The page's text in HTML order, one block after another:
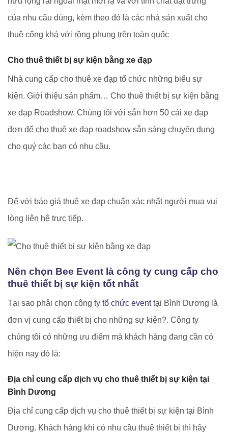
của nhu cầu dùng, kèm theo đó là các nhà sản xuất cho
thuê cổng khá với rồng phụng trên toàn quốc
Cho thuê thiết bị sự kiện bằng xe đạp
Nhà cung cấp cho thuê xe đạp tổ chức những biểu sự
kiện. Giới thiệu sản phẩm… Cho thuê thiết bị sự kiện bằng
xe đạp Roadshow. Chúng tôi với sẵn hơn 50 cái xe đạp
đơn để cho thuê xe đạp roadshow sẵn sàng chuyên dụng
cho quý các bạn có nhu cầu.
Để với báo giá thuê xe đạp chuẩn xác nhất người mua vui
lòng liên hệ trực tiếp.
Nên chọn Bee Event là công ty cung cấp cho
thuê thiết bị sự kiện tốt nhất
Tại sao phải chọn công ty tổ chức eventtại Bình Dương là
đơn vị cung cấp thiết bị cho những sự kiện?. Công ty
chúng tôi có những ưu điểm mà khách hàng đang cần có
hiện nay đó là:
Địa chỉ cung cấp dịch vụ cho thuê thiết bị sự kiện tại
Bình Dương
Địa chỉ cung cấp dịch vụ cho thuê thiết bị sự kiện tại Bình
Dương. Khách hàng khi có nhu cầu thuê thiết bị thì hãy